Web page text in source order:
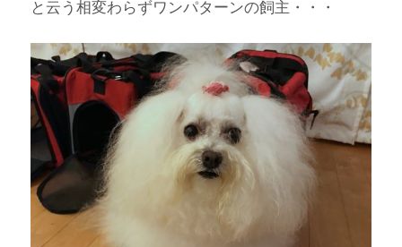
と云う相変わらずワンパターンの飼主・・・